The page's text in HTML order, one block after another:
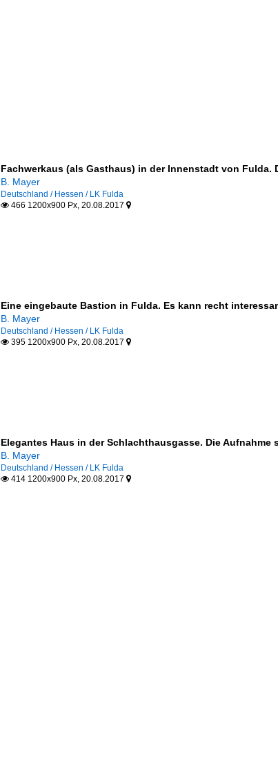
Fachwerkaus (als Gasthaus) in der Innenstadt von Fulda.
B. Mayer
Deutschland / Hessen / LK Fulda
466 1200x900 Px, 20.08.2017 
Eine eingebaute Bastion in Fulda. Es kann recht
B. Mayer
Deutschland / Hessen / LK Fulda
395 1200x900 Px, 20.08.2017 
Elegantes Haus in der Schlachthausgasse. Die Aufnahme
B. Mayer
Deutschland / Hessen / LK Fulda
414 1200x900 Px, 20.08.2017 